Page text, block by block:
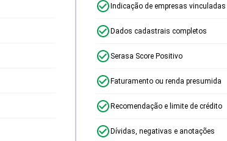
Indicação de empresas vinculadas
Dados cadastrais completos
Serasa Score Positivo
Faturamento ou renda presumida
Recomendação e limite de crédito
Dívidas, negativas e anotações